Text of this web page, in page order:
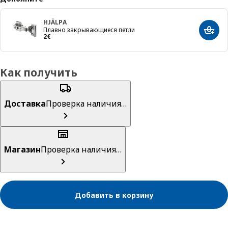
HJÄLPA
Плавно закрывающиеся петли
2€
Цена 2€
Как получить
ДоставкаПроверка наличия…
МагазинПроверка наличия…
Добавить в корзину